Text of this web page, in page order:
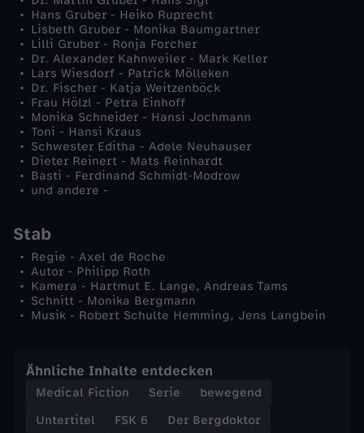
c
h
e
i
s
g
e
H
ö
h
Hans Gruber - Heiko Ruprecht
Lisbeth Gruber - Monika Baumgartner
Lilli Gruber - Ronja Forcher
Dr. Alexander Kahnweiler - Mark Keller
Lars Wiesdorf - Patrick Mölleken
Dr. Fischer - Katja Weitzenböck
Frau Hölzl - Petra Einhoff
Monika Schneider - Hansi Jochmann
Toni - Hansi Kraus
Schwester Editha - Adele Neuhauser
Dieter Reinert - Mats Reinhardt
Basti - Ferdinand Schmidt-Modrow
und andere -
Stab
Regie - Axel de Roche
Autor - Philipp Roth
Kamera - Hartmut E. Lange, Andreas Tams
Schnitt - Monika Bergmann
Musik - Robert Schulte Hemming, Jens Langbein
Ähnliche Inhalte entdecken
Medical Fiction Serie
bewegend
Untertitel
FSK 6 Der Bergdoktor